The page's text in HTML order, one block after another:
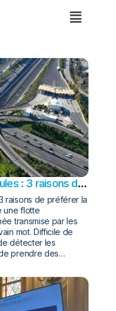
: 3 raisons de
raisons de préférer la
une flotte
transmise par les
mot. Difficile de
détecter les
prendre des…